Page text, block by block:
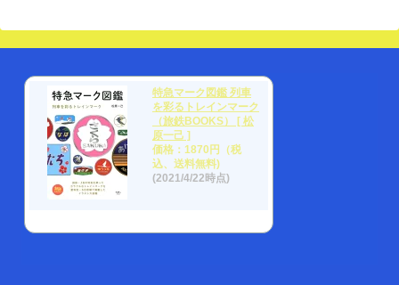
特急マーク図鑑 列車
を彩るトレインマーク
（旅鉄BOOKS） [ 松
原一己 ]
価格：1870円（税
込、送料無料)
(2021/4/22時点)